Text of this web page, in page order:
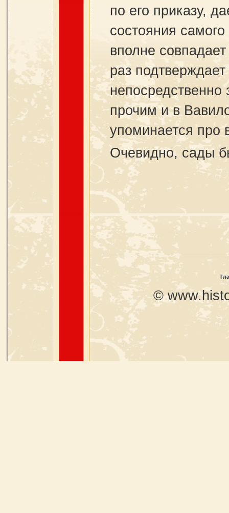
по его приказу,
состояния
вполне
раз
прочим и в
упоминается про
Очевидно, сады
©